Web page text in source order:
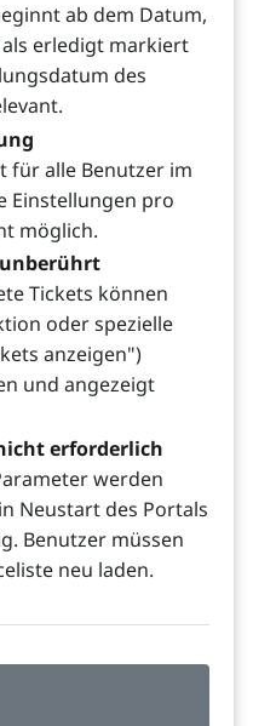
ab dem Datum,
erledigt markiert
des
für alle Benutzer im
Einstellungen pro
möglich.
Tickets können
oder spezielle
anzeigen")
und angezeigt
erforderlich
werden
Neustart des Portals
Benutzer müssen
neu laden.